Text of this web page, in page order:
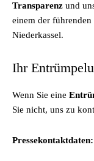
Transparenz und
einem der
Niederkassel.
Ihr
Wenn Sie eine
Sie nicht, uns zu
Pressekontaktdaten: